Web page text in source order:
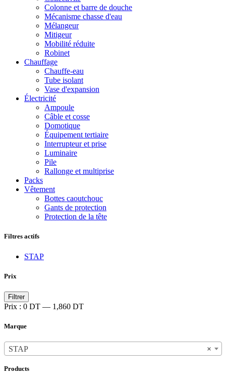
Colonne et barre de douche
Mécanisme chasse d'eau
Mélangeur
Mitigeur
Mobilité réduite
Robinet
Chauffage
Chauffe-eau
Tube isolant
Vase d'expansion
Électricité
Ampoule
Câble et cosse
Domotique
Équipement tertiaire
Interrupteur et prise
Luminaire
Pile
Rallonge et multiprise
Packs
Vêtement
Bottes caoutchouc
Gants de protection
Protection de la tête
Filtres actifs
STAP
Prix
Filtrer
Prix : 0 DT — 1,860 DT
Marque
×
STAP
Products